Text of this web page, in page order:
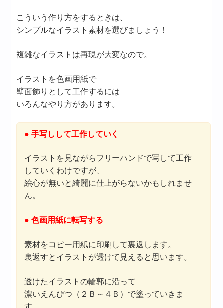
こういう作り方をするときは、
シンプルなイラスト素材を選びましょう！
複雑なイラストは再現が大変なので。
イラストを色画用紙で
壁面飾りとして工作するには
いろんなやり方があります。
● 手写しして工作していく
イラストを見ながらフリーハンドで写して工作
していくわけですが、
絵心が無いと綺麗に仕上がらないかもしれませ
ん。
● 色画用紙に転写する
素材をコピー用紙に印刷して裏返します。
裏返すとイラストが透けて見えると思います。
透けたイラストの輪郭に沿って
濃いえんぴつ（２Ｂ～４Ｂ）で塗っていきま
す。